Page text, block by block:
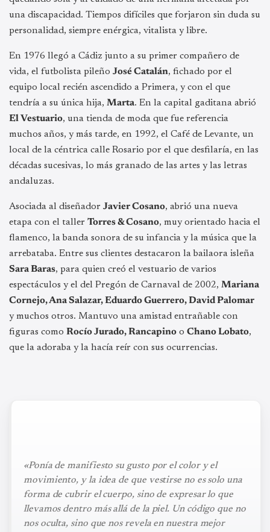
una discapacidad. Tiempos difíciles que forjaron sin duda su
personalidad, siempre enérgica, vitalista y libre.
En 1976 llegó a Cádiz junto a su primer compañero de
vida, el futbolista pileño José Catalán, fichado por el
equipo local recién ascendido a Primera, y con el que
tendría a su única hija, Marta. En la capital gaditana abrió
El Vestuario, una tienda de moda que fue referencia
muchos años, y más tarde, en 1992, el Café de Levante, un
local de la céntrica calle Rosario por el que desfilaría, en las
décadas sucesivas, lo más granado de las artes y las letras
andaluzas.
Asociada al diseñador Javier Cosano, abrió una nueva
etapa con el taller Torres & Cosano, muy orientado hacia el
flamenco, la banda sonora de su infancia y la música que la
arrebataba. Entre sus clientes destacaron la bailaora isleña
Sara Baras, para quien creó el vestuario de varios
espectáculos y el del Pregón de Carnaval de 2002, Mariana
Cornejo, Ana Salazar, Eduardo Guerrero, David Palomar
y muchos otros. Mantuvo una amistad entrañable con
figuras como Rocío Jurado, Rancapino o Chano Lobato,
que la adoraba y la hacía reír con sus ocurrencias.
«Ponía de manifiesto su gusto por el color y el
movimiento, y la idea de que vestirse no es solo una
forma de cubrir el cuerpo, sino de expresar lo que
llevamos dentro más allá de la piel. Un código que no
nos oculta, sino que nos revela en nuestra mejor